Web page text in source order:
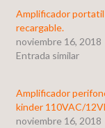
Amplificador portatil
recargable.
noviembre 16, 2018
Entrada similar
Amplificador
kinder 110VAC/
noviembre 16, 2018